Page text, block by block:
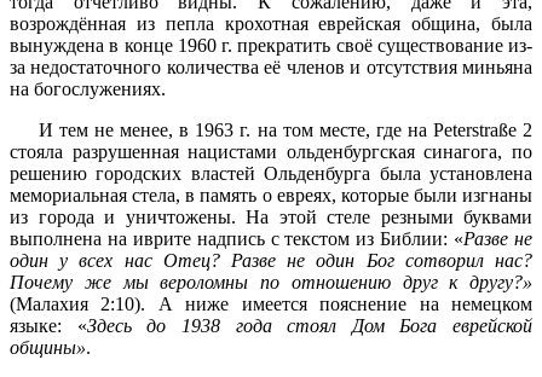
возрождённая из пепла крохотная еврейская община, была
вынуждена в конце 1960 г. прекратить своё существование из-
за недостаточного количества её членов и отсутствия миньяна
на богослужениях.
И тем не менее, в 1963 г. на том месте, где на Peterstraße 2
стояла разрушенная нацистами ольденбургская синагога, по
решению городских властей Ольденбурга была установлена
мемориальная стела, в память о евреях, которые были изгнаны
из города и уничтожены. На этой стеле резными буквами
выполнена на иврите надпись с текстом из Библии: «Разве не
один у всех нас Отец? Разве не один Бог сотворил нас?
Почему же мы вероломны по отношению друг к другу?»
(Малахия 2:10). А ниже имеется пояснение на немецком
языке: «Здесь до 1938 года стоял Дом Бога еврейской
общины».